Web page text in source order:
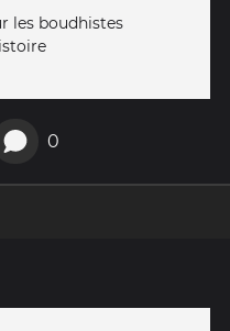
les boudhistes
0